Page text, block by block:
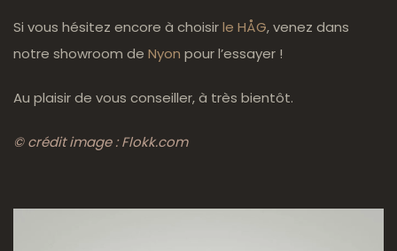
Si vous hésitez encore à choisirle HÅG, venez dans
notre showroom de Nyon pour l’essayer !
Au plaisir de vous conseiller, à très bientôt.
© crédit image : Flokk.com